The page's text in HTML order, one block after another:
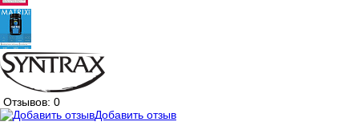
Отзывов: 0
Добавить отзыв